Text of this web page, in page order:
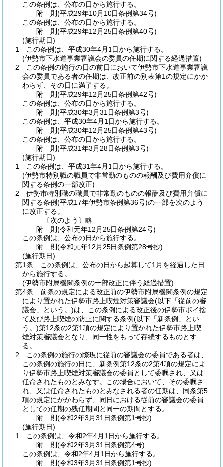
この条例は、公布の日から施行する。
附 則(平成29年10月10日条例第34号)
この条例は、公布の日から施行する。
附 則(平成29年12月25日条例第40号)
(施行期日)
1
この条例は、平成30年4月1日から施行する。
(伊勢市下水道事業審議会の委員の任期に関する経過措置)
2
この条例の施行の日の前日において伊勢市下水道事業審議
会の委員である者の任期は、改正前の別表第1の規定にかか
わらず、その日に満了する。
附 則(平成29年12月25日条例第42号)
この条例は、公布の日から施行する。
附 則(平成30年3月31日条例第3号)
この条例は、平成30年4月1日から施行する。
附 則(平成30年12月25日条例第43号)
この条例は、公布の日から施行する。
附 則(平成31年3月28日条例第3号)
(施行期日)
1
この条例は、平成31年4月1日から施行する。
(伊勢市特別職の職員で非常勤のものの報酬及び費用弁償に
関する条例の一部改正)
2
伊勢市特別職の職員で非常勤のものの報酬及び費用弁償に
関する条例(平成17年伊勢市条例第36号)の一部を次のよう
に改正する。
〔次のよう〕略
附 則(令和元年12月25日条例第24号)
この条例は、公布の日から施行する。
附 則(令和元年12月25日条例第28号抄)
(施行期日)
第1条
この条例は、公布の日から起算して1月を経過した日
から施行する。
(伊勢市附属機関条例の一部改正に伴う経過措置)
第4条
前条の規定による改正前の伊勢市附属機関条例の規定
により置かれた伊勢市路上喫煙対策審議会(以下「従前の審
議会」という。)は、この条例による改正後の伊勢市ポイ捨
て及び路上喫煙の防止に関する条例(以下「新条例」とい
う。)第12条の2第1項の規定により置かれた伊勢市路上喫
煙対策審議会となり、同一性をもって存続するものとす
る。
2
この条例の施行の際現に従前の審議会の委員である者は、
この条例の施行の日に、新条例第12条の2第4項の規定によ
り伊勢市路上喫煙対策審議会の委員として委嘱され、又は
任命されたものとみなす。
この場合において、その委嘱さ
れ、又は任命されたものとみなされる者の任期は、同条第5
項の規定にかかわらず、同日における従前の審議会の委員
としての任期の残任期間と同一の期間とする。
附 則(令和2年3月31日条例第1号抄)
(施行期日)
1
この条例は、令和2年4月1日から施行する。
附 則(令和2年3月31日条例第4号)
この条例は、令和2年4月1日から施行する。
附 則(令和3年3月31日条例第1号抄)